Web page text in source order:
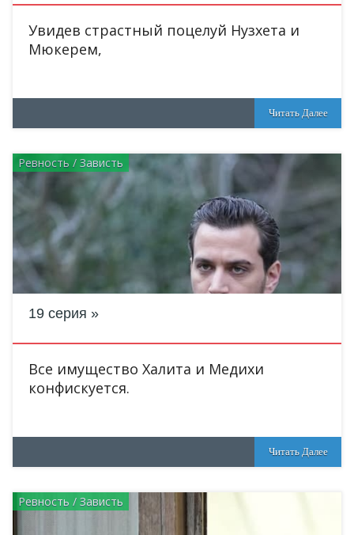
Увидев страстный поцелуй Нузхета и
Мюкерем,
Читать Далее
Ревность / Зависть
19 серия
Все имущество Халита и Медихи
конфискуется.
Читать Далее
Ревность / Зависть